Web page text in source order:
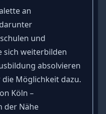
an
und
sich weiterbilden
absolvieren
Möglichkeit dazu.
Köln –
der Nähe